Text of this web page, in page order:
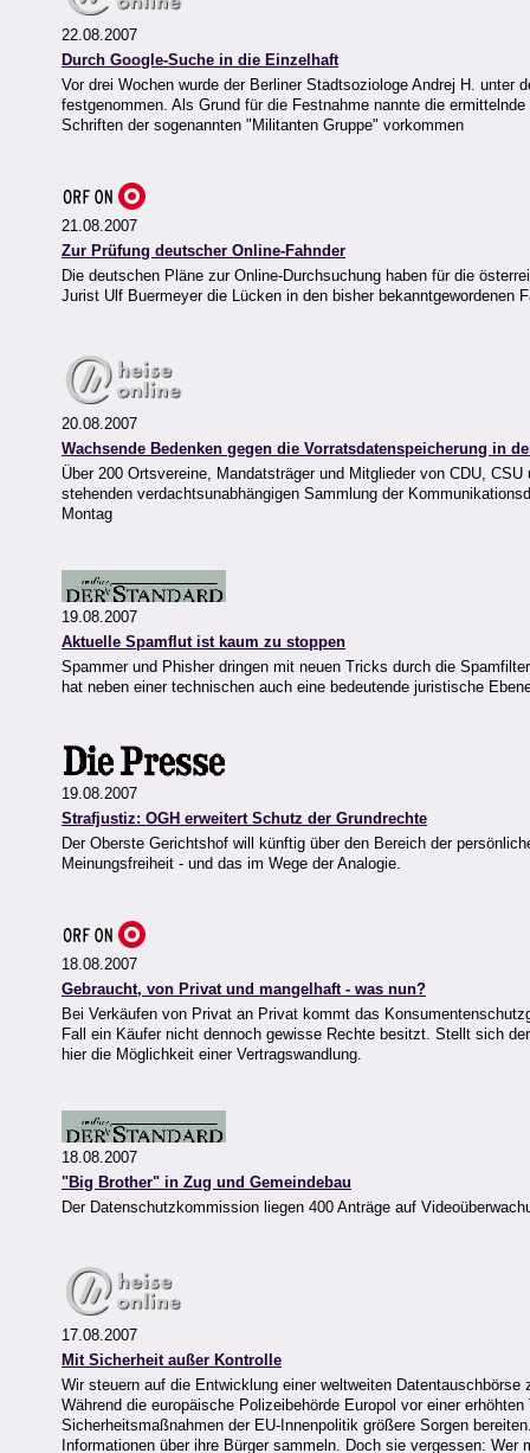
22.08.2007
Durch Google-Suche in die Einzelhaft
Vor drei Wochen wurde der Berliner Stadtsoziologe Andrej H.
festgenommen. Als Grund für die Festnahme nannte die
Schriften der sogenannten "Militanten Gruppe" vorkommen
21.08.2007
Zur Prüfung deutscher Online-Fahnder
Die deutschen Pläne zur Online-Durchsuchung haben für die
Jurist Ulf Buermeyer die Lücken in den bisher bekanntgewordenen
20.08.2007
Wachsende Bedenken gegen die Vorratsdatenspeicherung in
Über 200 Ortsvereine, Mandatsträger und Mitglieder von CDU,
stehenden verdachtsunabhängigen Sammlung der
Montag
19.08.2007
Aktuelle Spamflut ist kaum zu stoppen
Spammer und Phisher dringen mit neuen Tricks durch die
hat neben einer technischen auch eine bedeutende juristische
19.08.2007
Strafjustiz: OGH erweitert Schutz der Grundrechte
Der Oberste Gerichtshof will künftig über den Bereich der
Meinungsfreiheit - und das im Wege der Analogie.
18.08.2007
Gebraucht, von Privat und mangelhaft - was nun?
Bei Verkäufen von Privat an Privat kommt das
Fall ein Käufer nicht dennoch gewisse Rechte besitzt. Stellt sich
hier die Möglichkeit einer Vertragswandlung.
18.08.2007
"Big Brother" in Zug und Gemeindebau
Der Datenschutzkommission liegen 400 Anträge auf
17.08.2007
Mit Sicherheit außer Kontrolle
Wir steuern auf die Entwicklung einer weltweiten
Während die europäische Polizeibehörde Europol vor einer
Sicherheitsmaßnahmen der EU-Innenpolitik größere Sorgen
Informationen über ihre Bürger sammeln. Doch sie vergessen: